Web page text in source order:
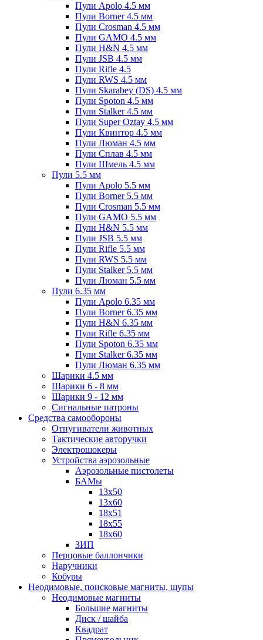
Пули Apolo 4.5 мм
Пули Borner 4.5 мм
Пули Crosman 4.5 мм
Пули GAMO 4.5 мм
Пули H&N 4.5 мм
Пули JSB 4.5 мм
Пули Rifle 4.5
Пули RWS 4.5 мм
Пули Skarabey (DS) 4.5 мм
Пули Spoton 4.5 мм
Пули Stalker 4.5 мм
Пули Super Oztay 4.5 мм
Пули Квинтор 4.5 мм
Пули Люман 4.5 мм
Пули Сплав 4.5 мм
Пули Шмель 4.5 мм
Пули 5.5 мм
Пули Apolo 5.5 мм
Пули Borner 5.5 мм
Пули Crosman 5.5 мм
Пули GAMO 5.5 мм
Пули H&N 5.5 мм
Пули JSB 5.5 мм
Пули Rifle 5.5 мм
Пули RWS 5.5 мм
Пули Stalker 5.5 мм
Пули Люман 5.5 мм
Пули 6.35 мм
Пули Apolo 6.35 мм
Пули Borner 6.35 мм
Пули H&N 6.35 мм
Пули Rifle 6.35 мм
Пули Spoton 6.35 мм
Пули Stalker 6.35 мм
Пули Люман 6.35 мм
Шарики 4.5 мм
Шарики 6 - 8 мм
Шарики 9 - 12 мм
Сигнальные патроны
Средства самообороны
Отпугиватели животных
Тактические авторучки
Электрошокеры
Устройства аэрозольные
Аэрозольные пистолеты
БАМы
13х50
13х60
18х51
18х55
18х60
ЗИП
Перцовые баллончики
Наручники
Кобуры
Неодимовые, поисковые магниты, щупы
Неодимовые магниты
Большие магниты
Диск / шайба
Квадрат